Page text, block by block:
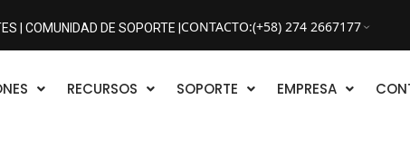
| COMUNIDAD DE SOPORTE | CONTACTO:(+58) 274 2667177
RECURSOS SOPORTE EMPRESA